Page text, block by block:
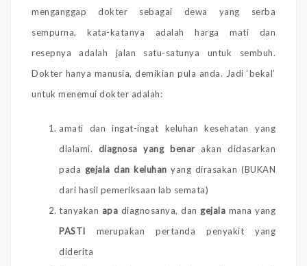
menganggap dokter sebagai dewa yang serba
sempurna, kata-katanya adalah harga mati dan
resepnya adalah jalan satu-satunya untuk sembuh.
Dokter hanya manusia, demikian pula anda. Jadi ‘bekal’
untuk menemui dokter adalah:
amati dan ingat-ingat keluhan kesehatan yang
dialami. diagnosa yang benarakan didasarkan
pada gejala dan keluhan yang dirasakan (BUKAN
dari hasil pemeriksaan lab semata)
tanyakan apa diagnosanya, dan gejala mana yang
PASTI merupakan pertanda penyakit yang
diderita